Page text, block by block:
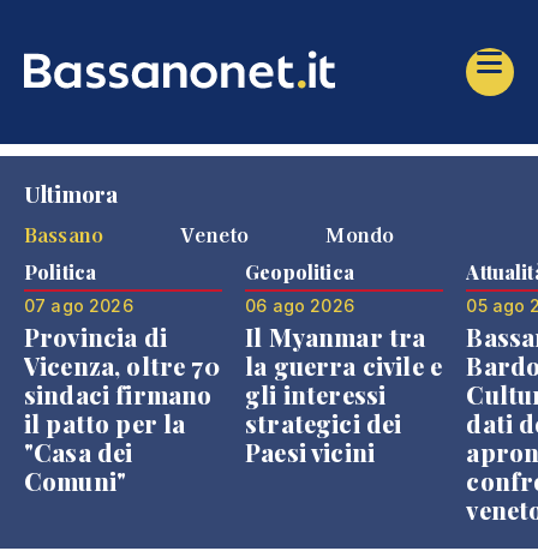
Ultimora
Bassano
Veneto Mondo
Politica
07 ago 2026
Provincia di
Vicenza, oltre 70
sindaci firmano
il patto per la
"Casa dei
Comuni"
Geopolitica
06 ago 2026
Il Myanmar tra
la guerra civile e
gli interessi
strategici dei
Paesi vicini
05 ago
dati